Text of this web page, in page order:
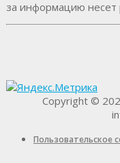
за информацию несет
Copyright ©
Пользовательское